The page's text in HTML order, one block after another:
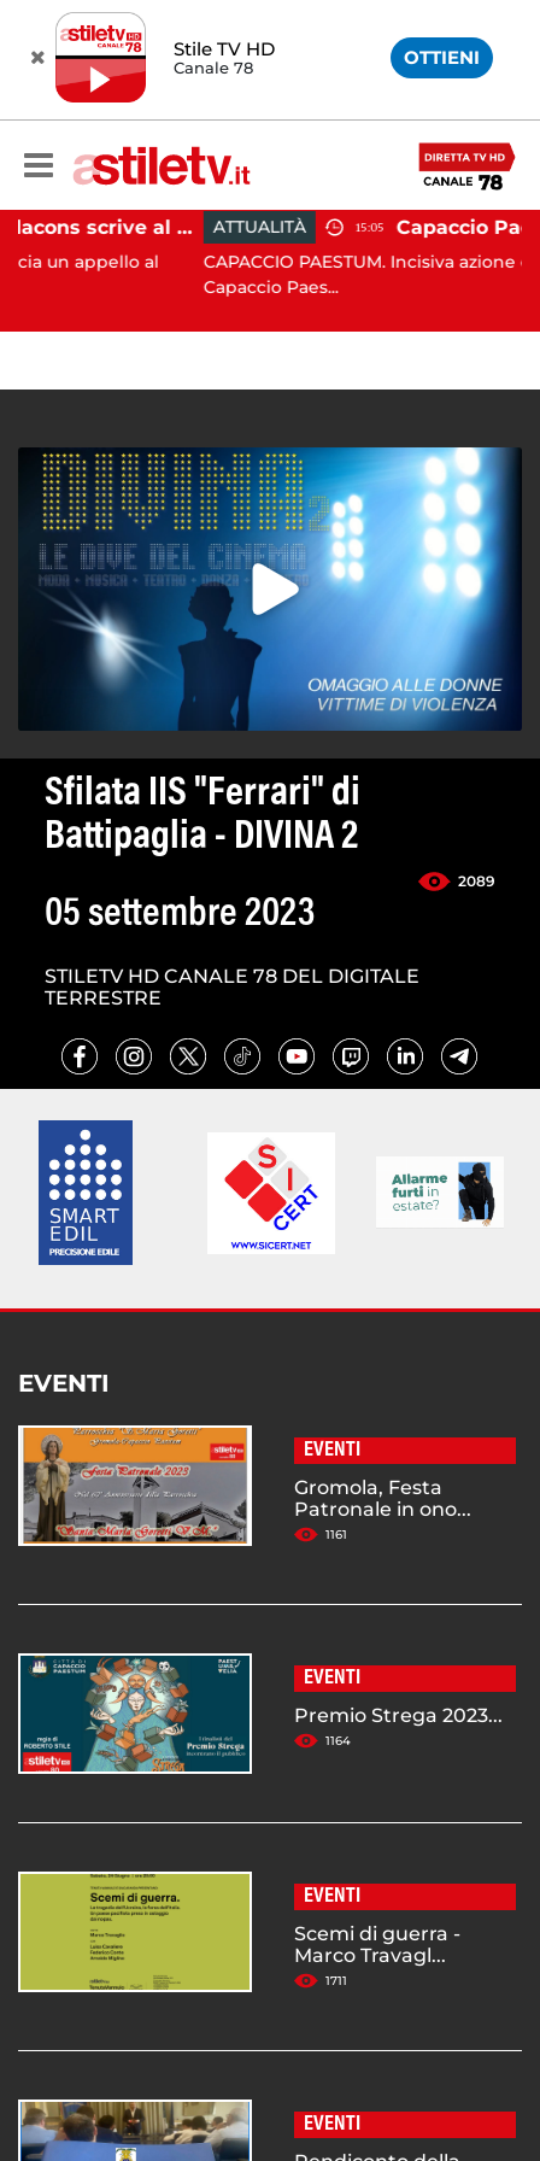
Stile TV HD
Canale 78 OTTIENI
Paestum, Codacons scrive al ministro Giuli: "Rilanciare scavi dell'Anfiteatro nell'area archeologica"
al
ATTUALITÀ 15:05
CAPACCIO PAESTUM. Incisiva azione del
Capaccio Paes...
Sfilata IIS "Ferrari" di
Battipaglia - DIVINA 2
2089
05 settembre 2023
STILETV HD CANALE 78 DEL DIGITALE
TERRESTRE
EVENTI
EVENTI
Gromola, Festa
Patronale in ono...
1161
EVENTI
Premio Strega 2023...
1164
EVENTI
Scemi di guerra -
Marco Travagl...
1711
EVENTI